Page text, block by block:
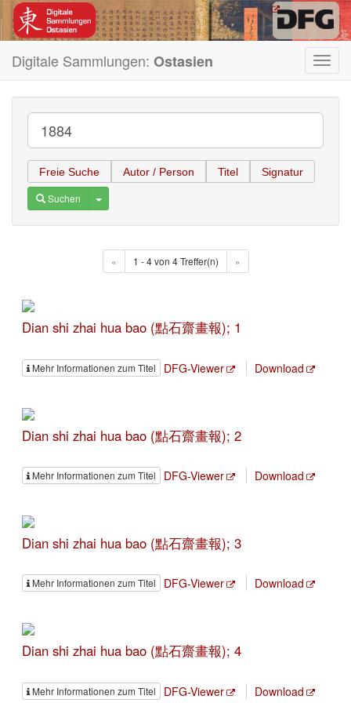
Digitale Sammlungen: Ostasien
Freie Suche Autor / Person Titel Signatur
Suchen Toggle Dropdown
« 1 - 4 von 4 Treffer(n) »
Dian shi zhai hua bao (點石齋畫報); 1
Mehr Informationen zum Titel DFG-Viewer Download
Dian shi zhai hua bao (點石齋畫報); 2
Mehr Informationen zum Titel DFG-Viewer Download
Dian shi zhai hua bao (點石齋畫報); 3
Mehr Informationen zum Titel DFG-Viewer Download
Dian shi zhai hua bao (點石齋畫報); 4
Mehr Informationen zum Titel DFG-Viewer Download